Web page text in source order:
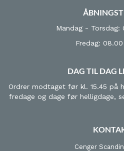
Mandag - Torsdag:
Fredag:
DAG TIL DAG
Ordrer modtaget før kl. 15.45 på
fredage og dage før helligdage,
Cenger